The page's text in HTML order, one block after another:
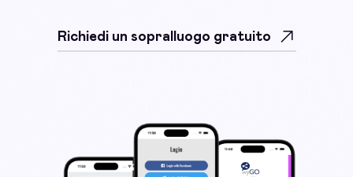
Richiedi un sopralluogo gratuito